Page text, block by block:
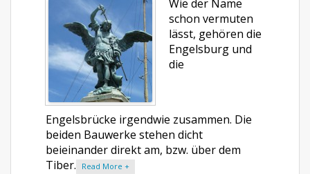
Wie der Name
schon vermuten
lässt, gehören die
Engelsburg und
die
Engelsbrücke irgendwie zusammen. Die
beiden Bauwerke stehen dicht
beieinander direkt am, bzw. über dem
Tiber.
Read More +